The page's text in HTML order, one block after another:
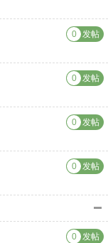
发帖
0
发帖
0
发帖
0
发帖
0
发帖
0